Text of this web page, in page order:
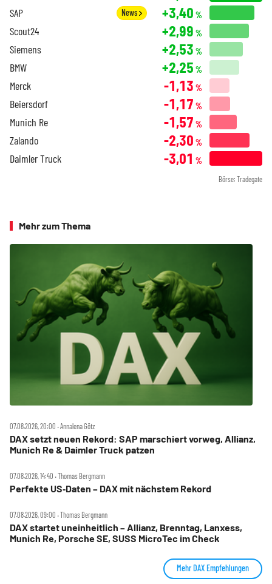
SAP News +3,40 %
Scout24 +2,99 %
Siemens +2,53 %
BMW +2,25 %
Merck -1,13 %
Beiersdorf -1,17 %
Munich Re -1,57 %
Zalando -2,30 %
Daimler Truck -3,01 %
Börse: Tradegate
Mehr zum Thema
07.08.2026, 20:00 ‧ Annalena Götz
DAX setzt neuen Rekord: SAP marschiert vorweg, Allianz,
Munich Re & Daimler Truck patzen
07.08.2026, 14:40 ‧ Thomas Bergmann
Perfekte US‑Daten – DAX mit nächstem Rekord
07.08.2026, 09:00 ‧ Thomas Bergmann
DAX startet uneinheitlich – Allianz, Brenntag, Lanxess,
Munich Re, Porsche SE, SUSS MicroTec im Check
Mehr DAX Empfehlungen